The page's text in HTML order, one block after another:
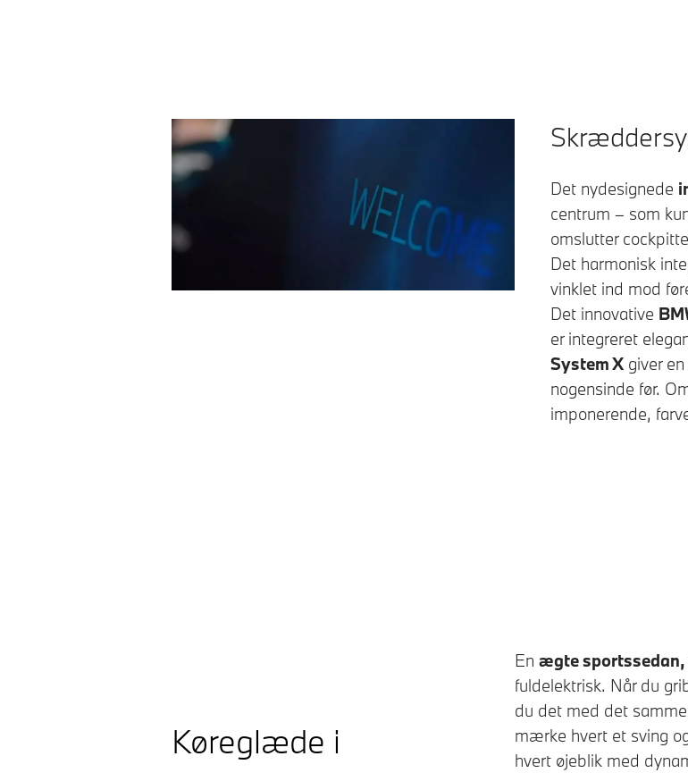
Det nydesignede
centrum – som
omslutter
Det harmonisk
vinklet ind mod
Det innovative
er integreret
System X giver
nogensinde før.
imponerende,
Køreglæde i
En ægte sportssedan,
fuldelektrisk. Når du
du det med det
mærke hvert et sving
hvert øjeblik med